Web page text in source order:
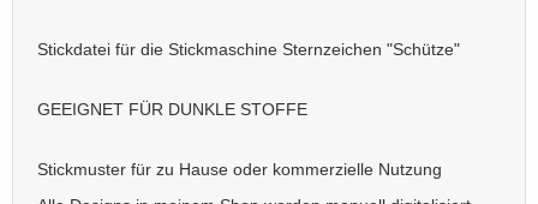
Stickdatei für die Stickmaschine Sternzeichen "Schütze"
GEEIGNET FÜR DUNKLE STOFFE
Stickmuster für zu Hause oder kommerzielle Nutzung